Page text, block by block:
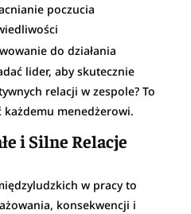
poczucia
do działania
lider, aby skutecznie
relacji w zespole? To
menedżerowi.
i Silne Relacje
w pracy to
konsekwencji i